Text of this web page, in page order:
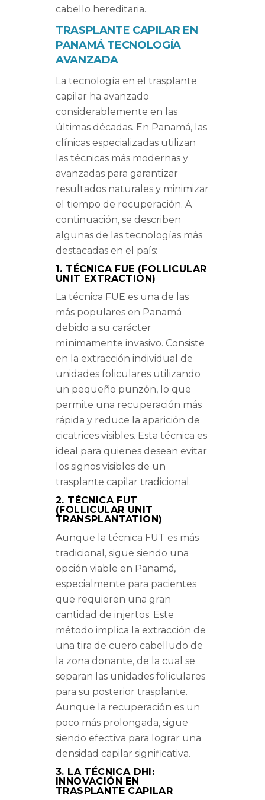
cabello hereditaria.
TRASPLANTE CAPILAR EN
PANAMÁ TECNOLOGÍA
AVANZADA
La tecnología en el trasplante
capilar ha avanzado
considerablemente en las
últimas décadas. En Panamá, las
clínicas especializadas utilizan
las técnicas más modernas y
avanzadas para garantizar
resultados naturales y minimizar
el tiempo de recuperación. A
continuación, se describen
algunas de las tecnologías más
destacadas en el país:
1. TÉCNICA FUE (FOLLICULAR
UNIT EXTRACTION)
La técnica FUE es una de las
más populares en Panamá
debido a su carácter
mínimamente invasivo. Consiste
en la extracción individual de
unidades foliculares utilizando
un pequeño punzón, lo que
permite una recuperación más
rápida y reduce la aparición de
cicatrices visibles. Esta técnica es
ideal para quienes desean evitar
los signos visibles de un
trasplante capilar tradicional.
2. TÉCNICA FUT
(FOLLICULAR UNIT
TRANSPLANTATION)
Aunque la técnica FUT es más
tradicional, sigue siendo una
opción viable en Panamá,
especialmente para pacientes
que requieren una gran
cantidad de injertos. Este
método implica la extracción de
una tira de cuero cabelludo de
la zona donante, de la cual se
separan las unidades foliculares
para su posterior trasplante.
Aunque la recuperación es un
poco más prolongada, sigue
siendo efectiva para lograr una
densidad capilar significativa.
3. LA TÉCNICA DHI:
INNOVACIÓN EN
TRASPLANTE CAPILAR